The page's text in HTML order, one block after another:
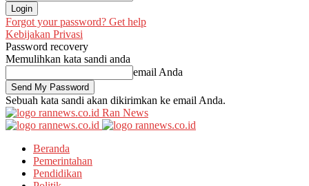
Forgot your password? Get help
Kebijakan Privasi
Password recovery
Memulihkan kata sandi anda
email Anda
Sebuah kata sandi akan dikirimkan ke email Anda.
Ran News
Beranda
Pemerintahan
Pendidikan